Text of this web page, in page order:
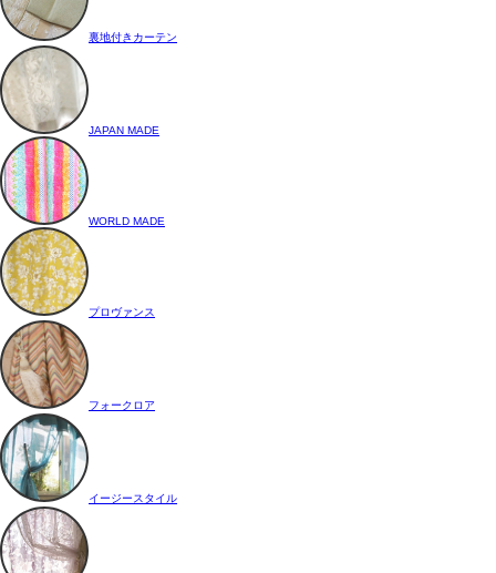
裏地付きカーテン
JAPAN MADE
WORLD MADE
プロヴァンス
フォークロア
イージースタイル